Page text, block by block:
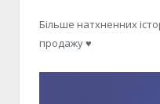
Більше натхненних
продажу♥